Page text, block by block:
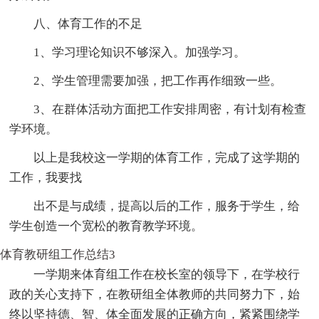
八、体育工作的不足
1、学习理论知识不够深入。加强学习。
2、学生管理需要加强，把工作再作细致一些。
3、在群体活动方面把工作安排周密，有计划有检查
学环境。
以上是我校这一学期的体育工作，完成了这学期的
工作，我要找
出不是与成绩，提高以后的工作，服务于学生，给
学生创造一个宽松的教育教学环境。
体育教研组工作总结3
一学期来体育组工作在校长室的领导下，在学校行
政的关心支持下，在教研组全体教师的共同努力下，始
终以坚持德、智、体全面发展的正确方向，紧紧围绕学